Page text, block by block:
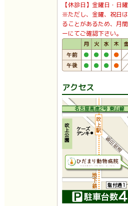
【休診日】金曜日・日
※ただし、金曜、祝日
ることがあるため、月
ーにてご確認下さい。
アクセス